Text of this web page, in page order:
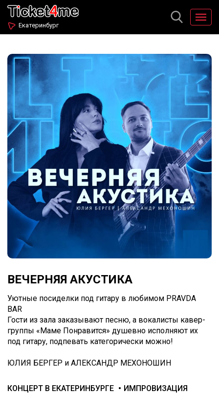
Екатеринбург
ВЕЧЕРНЯЯ АКУСТИКА
Уютные посиделки под гитару в любимом PRAVDA
BAR
Гости из зала заказывают песню, а вокалисты кавер-
группы «Маме Понравится» душевно исполняют их
под гитару, подпевать категорически можно!
ЮЛИЯ БЕРГЕР и АЛЕКСАНДР МЕХОНОШИН
КОНЦЕРТ В ЕКАТЕРИНБУРГЕ
ИМПРОВИЗАЦИЯ